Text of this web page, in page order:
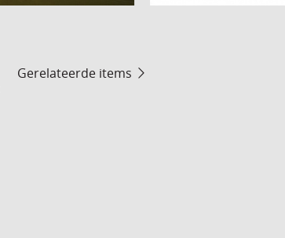
Gerelateerde items